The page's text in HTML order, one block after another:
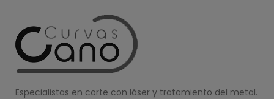
Especialistas en corte con láser y tratamiento del metal.